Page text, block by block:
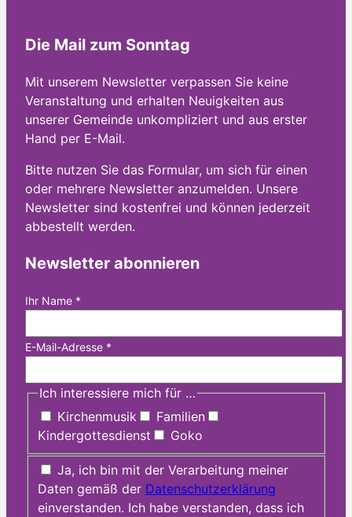
Die Mail zum Sonntag
Mit unserem Newsletter verpassen Sie keine
Veranstaltung und erhalten Neuigkeiten aus
unserer Gemeinde unkompliziert und aus erster
Hand per E-Mail.
Bitte nutzen Sie das Formular, um sich für einen
oder mehrere Newsletter anzumelden. Unsere
Newsletter sind kostenfrei und können jederzeit
abbestellt werden.
Newsletter abonnieren
Ihr Name *
E-Mail-Adresse *
Ich interessiere mich für …
Kirchenmusik
Familien
Kindergottesdienst
Goko
Ja, ich bin mit der Verarbeitung meiner
Daten gemäß der Datenschutzerklärung
einverstanden. Ich habe verstanden, dass ich